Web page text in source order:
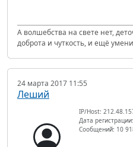
А волшебства на свете нет,
доброта и чуткость, и ещё
24 марта 2017 11:55
Леший
IP/Host:
Дата
Сообщений: 10